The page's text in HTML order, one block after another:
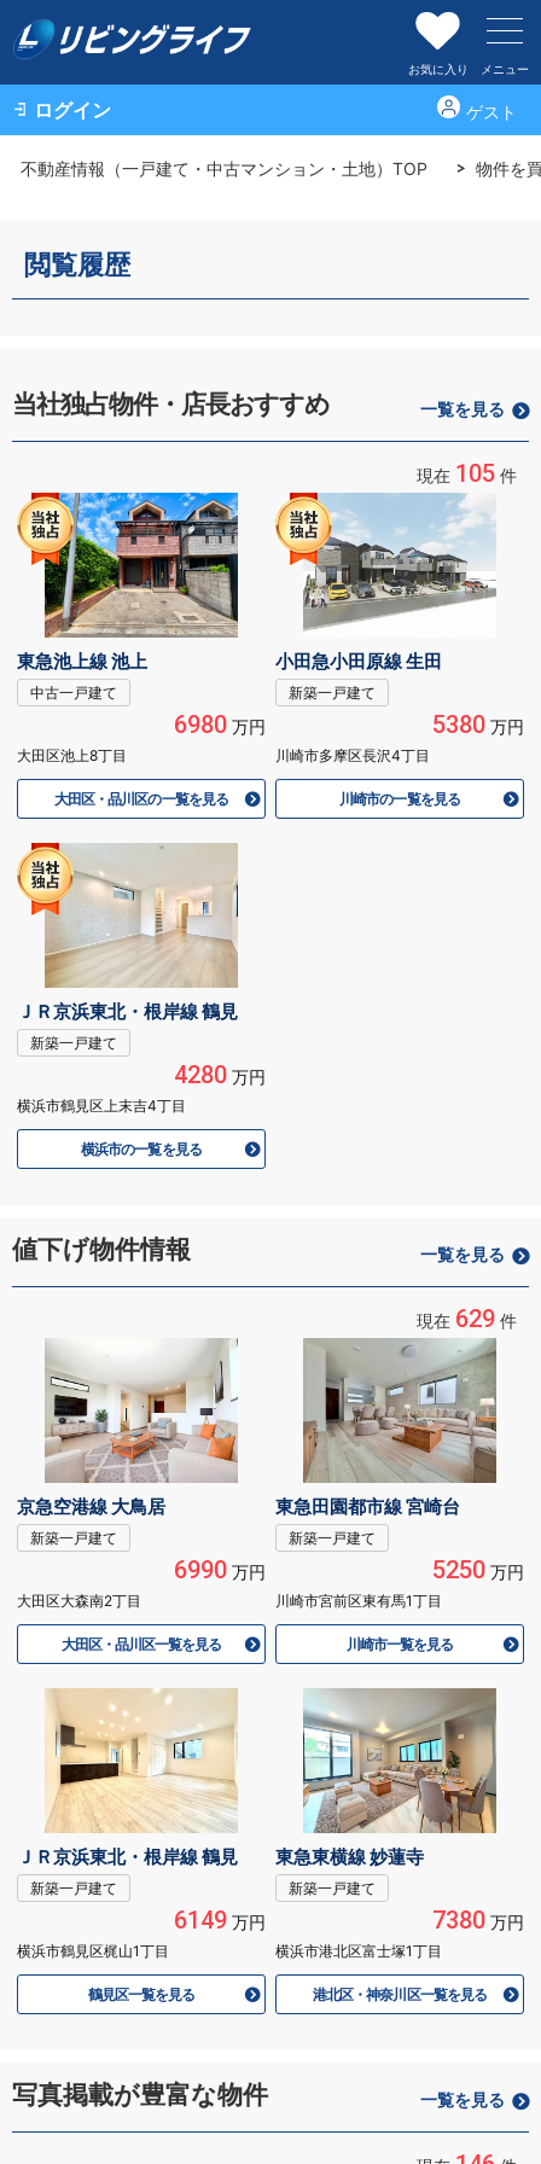
お気に入り メニュー
ログイン ゲスト
不動産情報（一戸建て・中古マンション・土地）TOP 物件を
閲覧履歴
当社独占物件・店長おすすめ 一覧を見る
現在 105 件
東急池上線 池上
中古一戸建て
6980万円
大田区池上8丁目
大田区・品川区の一覧を見る
小田急小田原線 生田
新築一戸建て
5380万円
川崎市多摩区長沢4丁目
川崎市の一覧を見る
ＪＲ京浜東北・根岸線 鶴見
新築一戸建て
4280万円
横浜市鶴見区上末吉4丁目
横浜市の一覧を見る
値下げ物件情報 一覧を見る
現在 629 件
京急空港線 大鳥居
新築一戸建て
6990万円
大田区大森南2丁目
大田区・品川区一覧を見る
東急田園都市線 宮崎台
新築一戸建て
5250万円
川崎市宮前区東有馬1丁目
川崎市一覧を見る
ＪＲ京浜東北・根岸線 鶴見
新築一戸建て
6149万円
横浜市鶴見区梶山1丁目
鶴見区一覧を見る
東急東横線 妙蓮寺
新築一戸建て
7380万円
横浜市港北区富士塚1丁目
港北区・神奈川区一覧を見る
写真掲載が豊富な物件 一覧を見る